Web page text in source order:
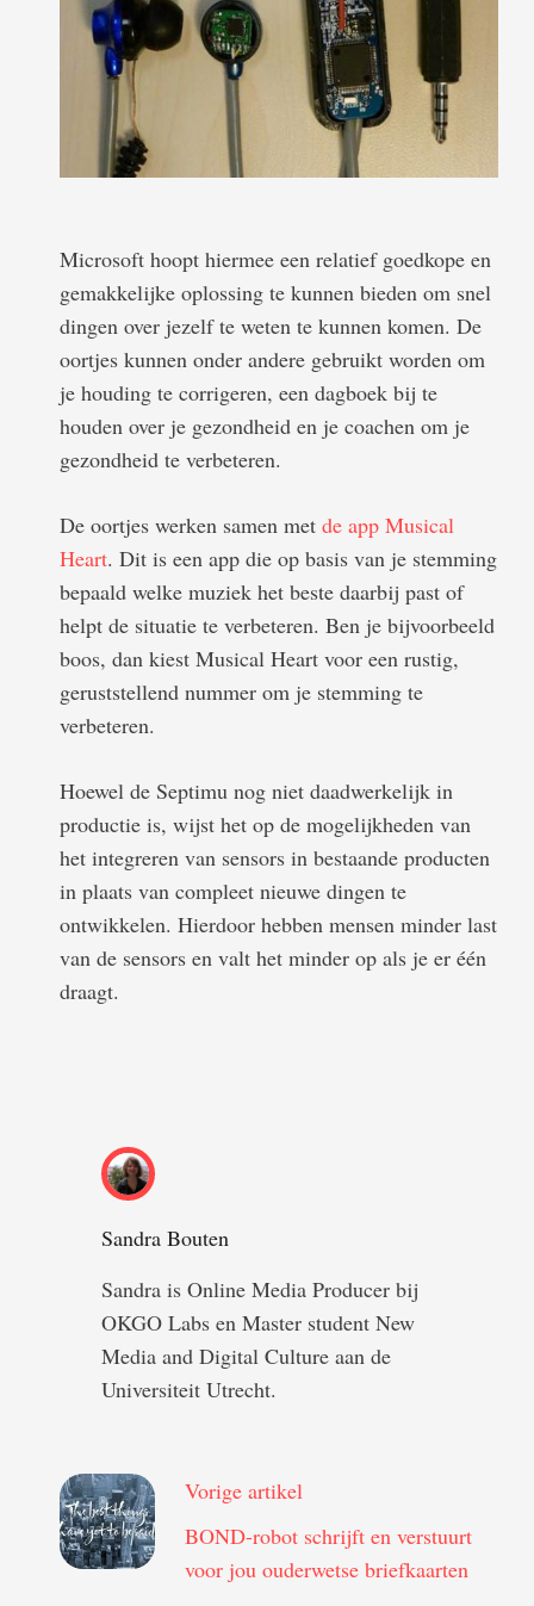
Microsoft hoopt hiermee een relatief goedkope en
gemakkelijke oplossing te kunnen bieden om snel
dingen over jezelf te weten te kunnen komen. De
oortjes kunnen onder andere gebruikt worden om
je houding te corrigeren, een dagboek bij te
houden over je gezondheid en je coachen om je
gezondheid te verbeteren.
De oortjes werken samen met de app Musical
Heart. Dit is een app die op basis van je stemming
bepaald welke muziek het beste daarbij past of
helpt de situatie te verbeteren. Ben je bijvoorbeeld
boos, dan kiest Musical Heart voor een rustig,
geruststellend nummer om je stemming te
verbeteren.
Hoewel de Septimu nog niet daadwerkelijk in
productie is, wijst het op de mogelijkheden van
het integreren van sensors in bestaande producten
in plaats van compleet nieuwe dingen te
ontwikkelen. Hierdoor hebben mensen minder last
van de sensors en valt het minder op als je er één
draagt.
Sandra Bouten
Sandra is Online Media Producer bij
OKGO Labs en Master student New
Media and Digital Culture aan de
Universiteit Utrecht.
Vorige artikel
BOND-robot schrijft en verstuurt
voor jou ouderwetse briefkaarten